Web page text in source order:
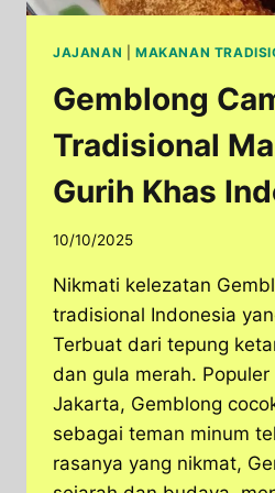
JAJANAN MAKANAN
Gemblong
Tradisional
Gurih Khas
10/10/2025
Nikmati kelezatan
tradisional Indonesia
Terbuat dari tepung
dan gula merah.
Jakarta, Gemblong
sebagai teman minum
rasanya yang nikmat,